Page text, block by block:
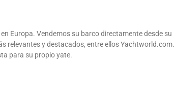
Europa. Vendemos su barco directamente desde su
relevantes y destacados, entre ellos Yachtworld.com.
para su propio yate.